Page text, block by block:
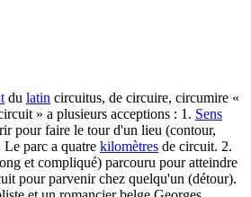
du latin circuitus, de circuire, circumire «
» a plusieurs acceptions : 1. Sens
pour faire le tour d'un lieu (contour,
parc a quatre kilomètres de circuit. 2.
et compliqué) parcouru pour atteindre
pour parvenir chez quelqu'un (détour).